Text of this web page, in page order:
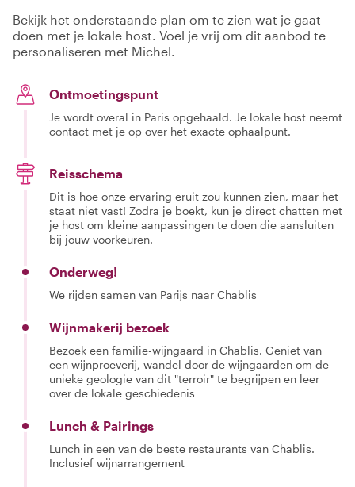
Bekijk het onderstaande plan om te zien wat je gaat
doen met je lokale host. Voel je vrij om dit aanbod te
personaliseren met Michel.
Ontmoetingspunt
Je wordt overal in Paris opgehaald. Je lokale host neemt
contact met je op over het exacte ophaalpunt.
Reisschema
Dit is hoe onze ervaring eruit zou kunnen zien, maar het
staat niet vast! Zodra je boekt, kun je direct chatten met
je host om kleine aanpassingen te doen die aansluiten
bij jouw voorkeuren.
Onderweg!
We rijden samen van Parijs naar Chablis
Wijnmakerij bezoek
Bezoek een familie-wijngaard in Chablis. Geniet van
een wijnproeverij, wandel door de wijngaarden om de
unieke geologie van dit "terroir" te begrijpen en leer
over de lokale geschiedenis
Lunch & Pairings
Lunch in een van de beste restaurants van Chablis.
Inclusief wijnarrangement